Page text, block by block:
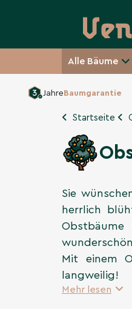
Alle Bäume
JahreBaumgarantie
Startseite
Sie
herrlich
Mit einem
langweilig!
Mehr lesen